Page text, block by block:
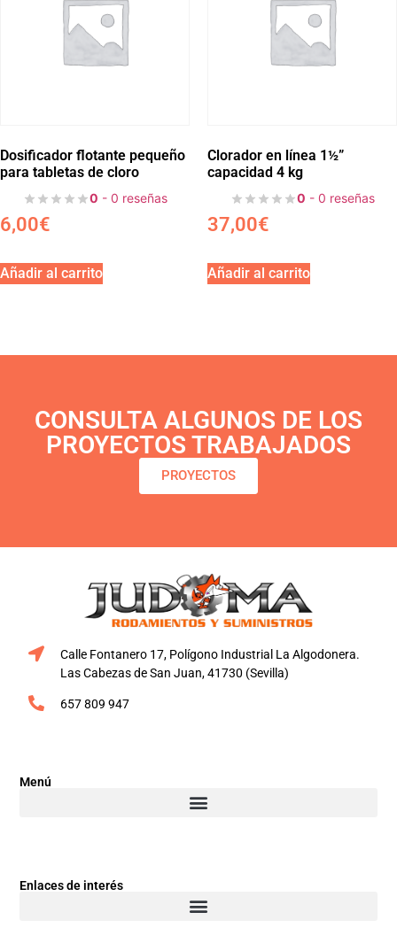
Dosificador flotante pequeño
para tabletas de cloro
0 - 0 reseñas
6,00€
Añadir al carrito
Clorador en línea 1½”
capacidad 4 kg
0 - 0 reseñas
37,00€
Añadir al carrito
CONSULTA ALGUNOS DE LOS
PROYECTOS TRABAJADOS
PROYECTOS
Calle Fontanero 17, Polígono Industrial La Algodonera.
Las Cabezas de San Juan, 41730 (Sevilla)
657 809 947
Menú
Enlaces de interés